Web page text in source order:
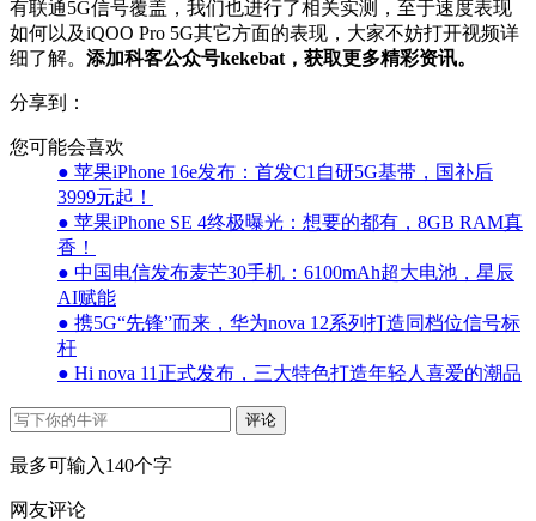
有联通5G信号覆盖，我们也进行了相关实测，至于速度表现
如何以及iQOO Pro 5G其它方面的表现，大家不妨打开视频详
细了解。 添加科客公众号kekebat，获取更多精彩资讯。
分享到：
您可能会喜欢
● 苹果iPhone 16e发布：首发C1自研5G基带，国补后
3999元起！
● 苹果iPhone SE 4终极曝光：想要的都有，8GB RAM真
香！
● 中国电信发布麦芒30手机：6100mAh超大电池，星辰
AI赋能
● 携5G“先锋”而来，华为nova 12系列打造同档位信号标
杆
● Hi nova 11正式发布，三大特色打造年轻人喜爱的潮品
评论
最多可输入140个字
网友评论